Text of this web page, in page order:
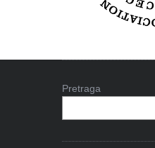
Pretraga